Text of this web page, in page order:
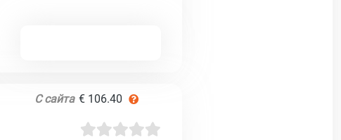
С сайта € 106.40